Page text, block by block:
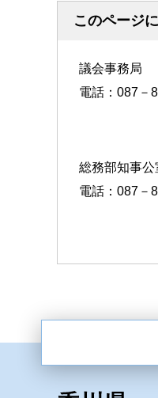
このページ
議会事務局
電話：087－
総務部知事公
電話：087－